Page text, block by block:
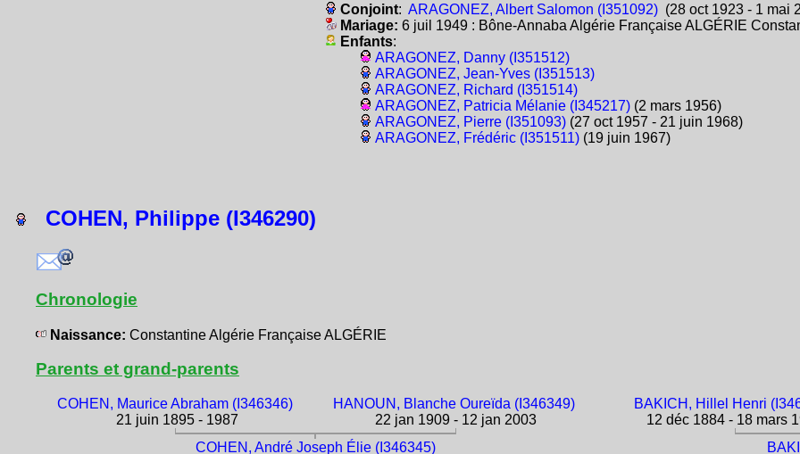
Conjoint:ARAGONEZ, Albert Salomon (I351092) (28 oct 1923 - 1 mai
Mariage:6 juil 1949 : Bône-Annaba Algérie Française ALGÉRIE
Enfants:
ARAGONEZ, Danny (I351512)
ARAGONEZ, Jean-Yves (I351513)
ARAGONEZ, Richard (I351514)
ARAGONEZ, Patricia Mélanie (I345217) (2 mars 1956)
ARAGONEZ, Pierre (I351093) (27 oct 1957 - 21 juin 1968)
ARAGONEZ, Frédéric (I351511) (19 juin 1967)
COHEN, Philippe (I346290)
Chronologie
Naissance: Constantine Algérie Française ALGÉRIE
Parents et grand-parents
COHEN, Maurice Abraham (I346346)
21 juin 1895 - 1987
HANOUN, Blanche Oureïda (I346349)
22 jan 1909 - 12 jan 2003
BAKICH, Hillel Henri
12 déc 1884 - 18 mars
COHEN, André Joseph Élie (I346345)